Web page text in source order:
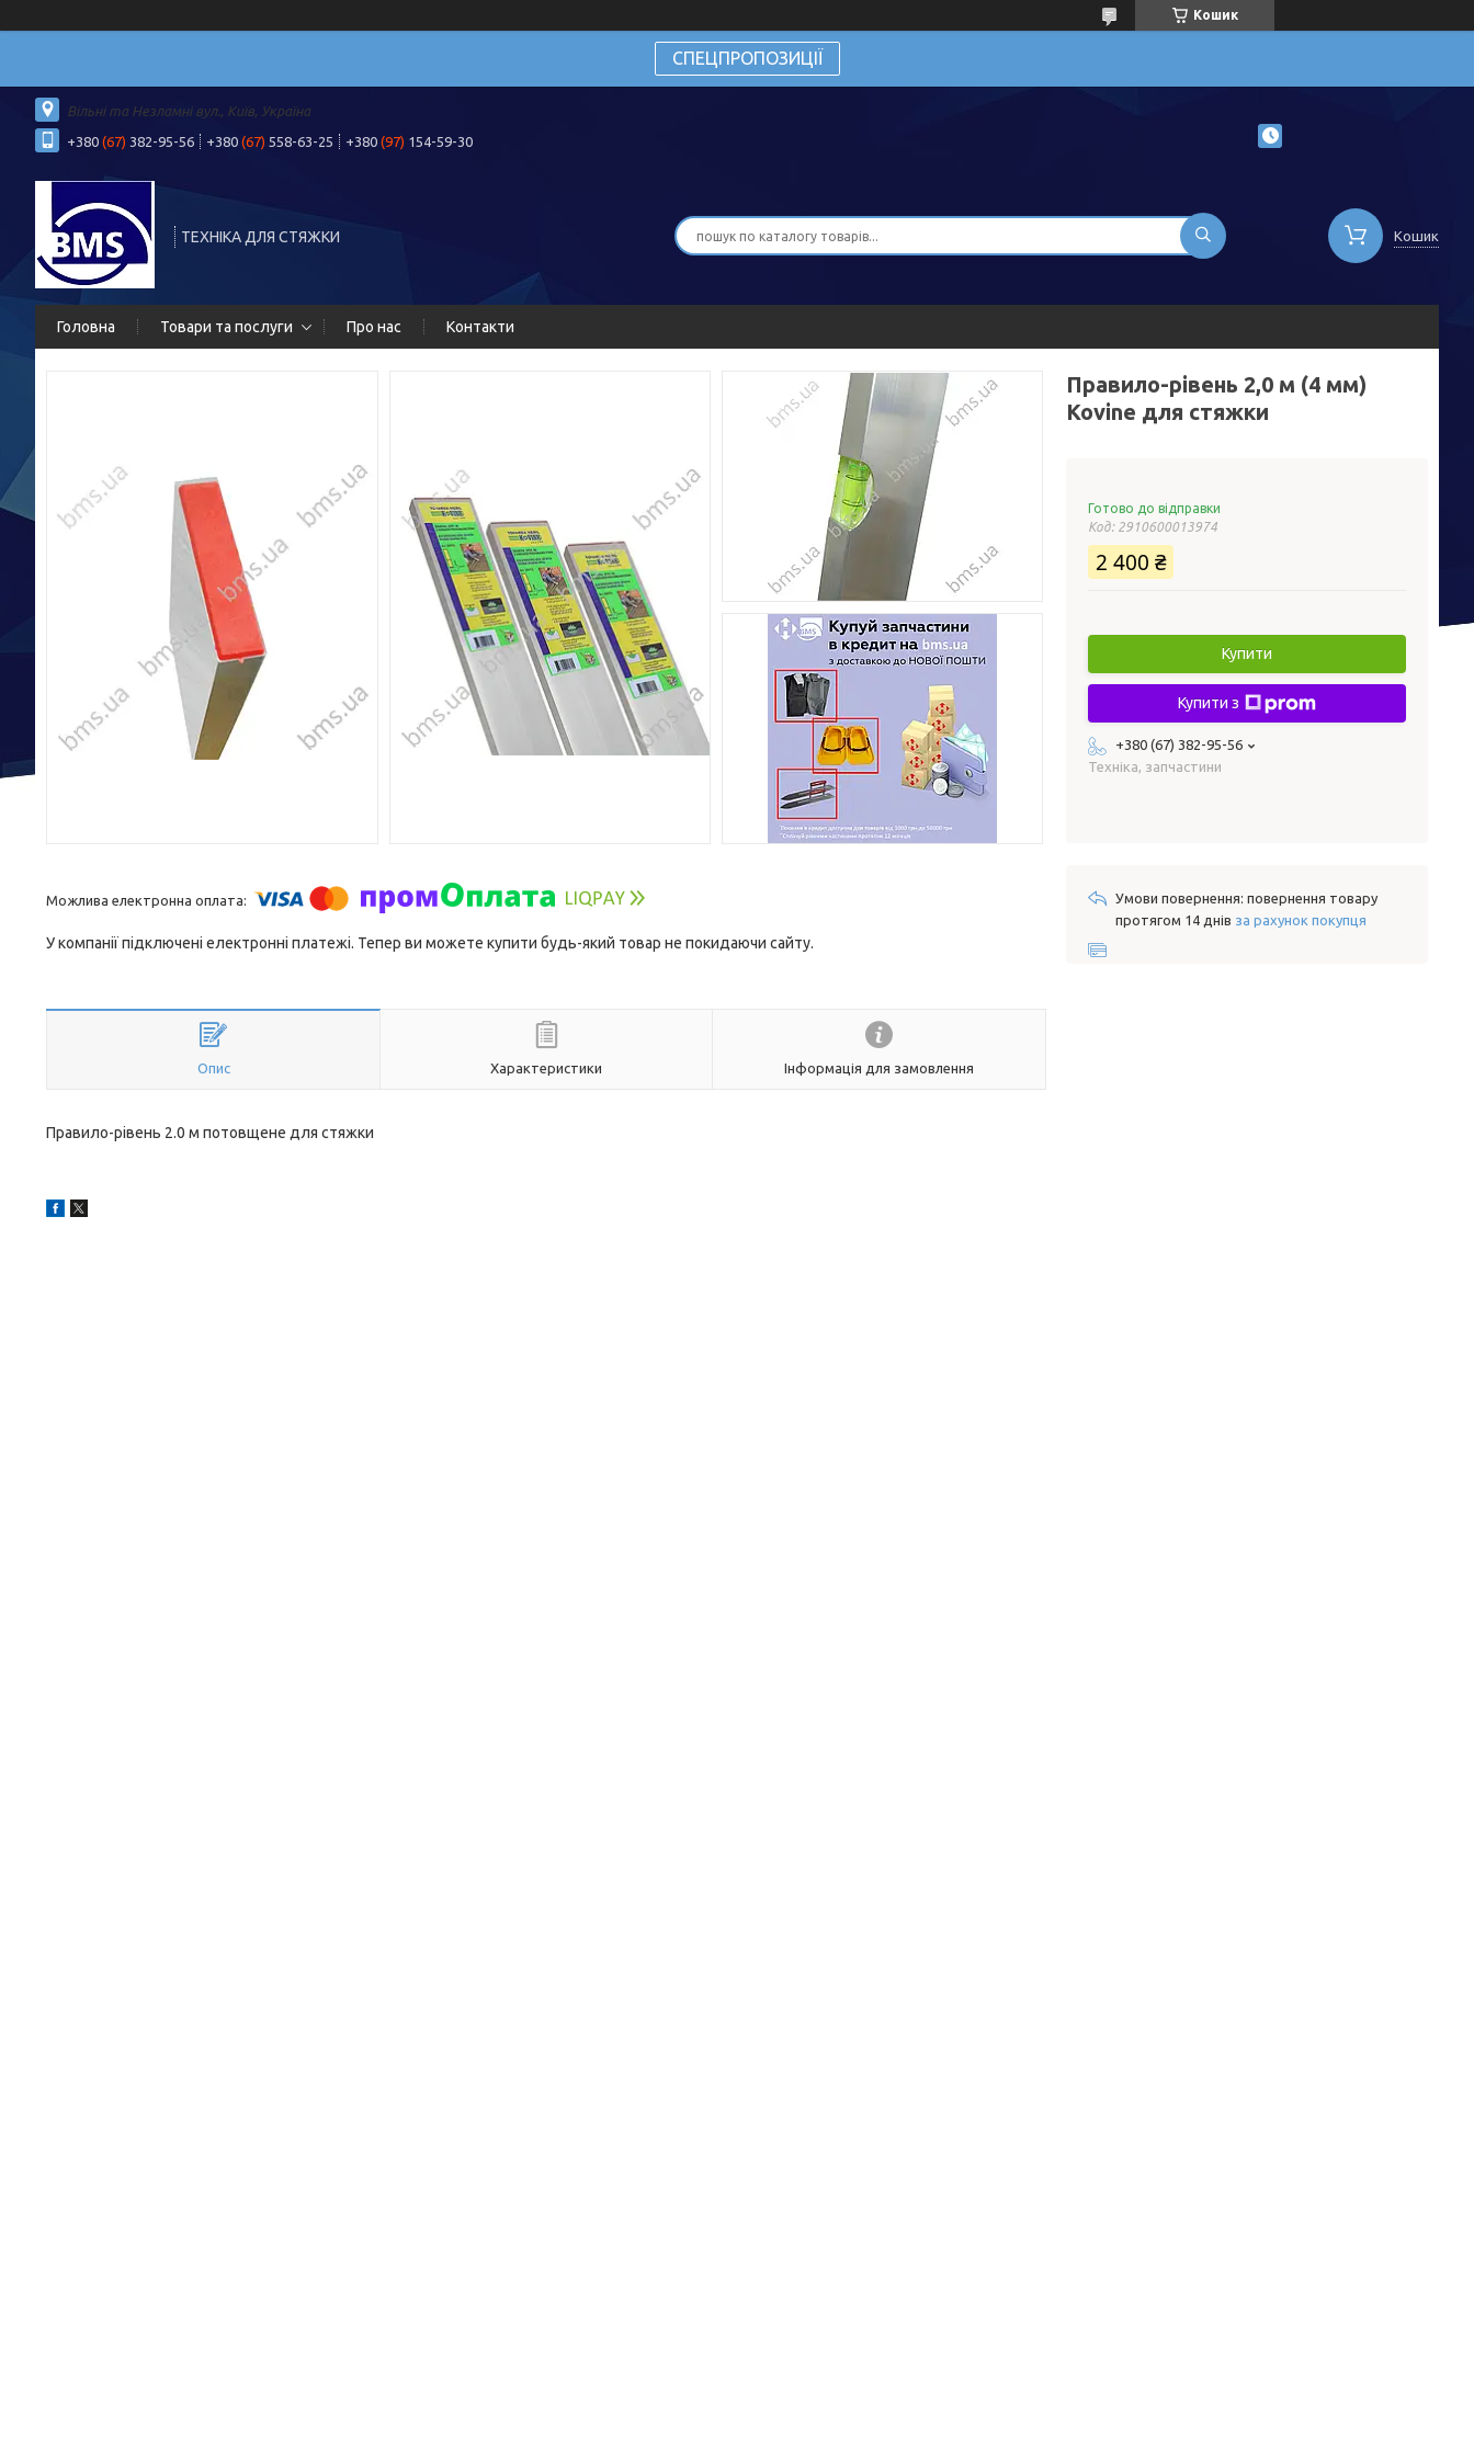
Кошик
СПЕЦПРОПОЗИЦІЇ
Вільні та Незламні вул., Київ, Україна
+380 (67) 382-95-56 +380 (67) 558-63-25 +380 (97) 154-59-30
ТЕХНІКА ДЛЯ СТЯЖКИ Кошик
Головна Товари та послуги Про нас Контакти
У компанії підключені електронні платежі. Тепер ви можете купити будь-який товар не покидаючи сайту.
Опис Характеристики Інформація для замовлення
Правило-рівень 2.0 м потовщене для стяжки
Правило-рівень 2,0 м (4 мм)
Kovine для стяжки
Готово до відправки
Код: 2910600013974
2 400 ₴
Купити
Купити з
+380 (67) 382-95-56
Техніка, запчастини
повернення товару
протягом 14 днів за рахунок покупця